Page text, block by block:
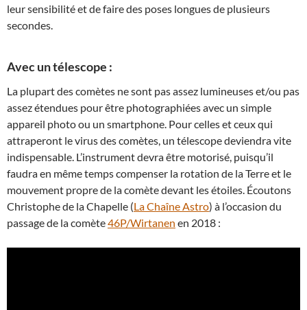
leur sensibilité et de faire des poses longues de plusieurs
secondes.
Avec un télescope :
La plupart des comètes ne sont pas assez lumineuses et/ou pas
assez étendues pour être photographiées avec un simple
appareil photo ou un smartphone. Pour celles et ceux qui
attraperont le virus des comètes, un télescope deviendra vite
indispensable. L’instrument devra être motorisé, puisqu’il
faudra en même temps compenser la rotation de la Terre et le
mouvement propre de la comète devant les étoiles. Écoutons
Christophe de la Chapelle (La Chaîne Astro) à l’occasion du
passage de la comète46P/Wirtanen en 2018 :